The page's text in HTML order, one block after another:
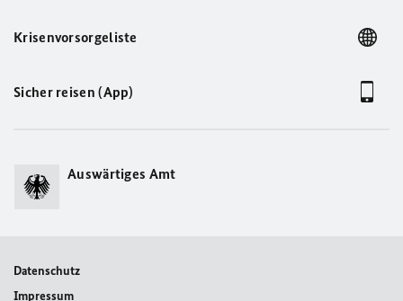
Krisenvorsorgeliste
Sicher reisen (App)
Auswärtiges Amt
Datenschutz
Impressum